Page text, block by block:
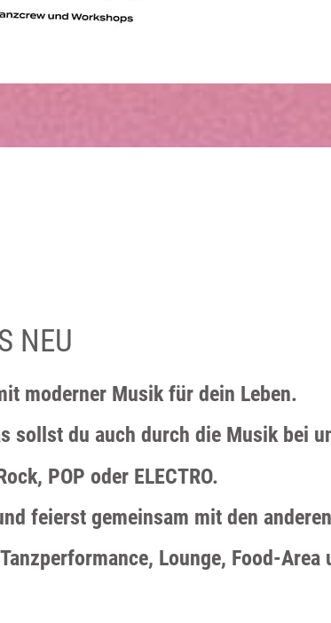
NEU
moderner Musik für dein Leben.
sollst du auch durch die Musik bei
POP oder ELECTRO.
feierst gemeinsam mit den
Lounge, Food-Area